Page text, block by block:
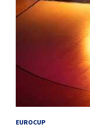
EUROCUP